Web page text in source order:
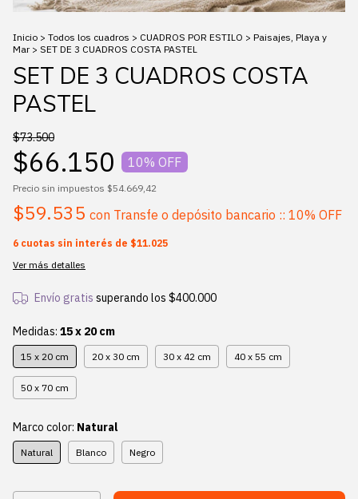
Inicio > Todos los cuadros > CUADROS POR ESTILO > Paisajes, Playa y
Mar > SET DE 3 CUADROS COSTA PASTEL
SET DE 3 CUADROS COSTA
PASTEL
$73.500
$66.150 10% OFF
Precio sin impuestos $54.669,42
$59.535 con Transfe o depósito bancario :: 10% OFF
6 cuotas sin interés de $11.025
Ver más detalles
Envío gratis superando los $400.000
Medidas: 15 x 20 cm
15 x 20 cm 20 x 30 cm 30 x 42 cm 40 x 55 cm
50 x 70 cm
Marco color: Natural
Natural Blanco Negro